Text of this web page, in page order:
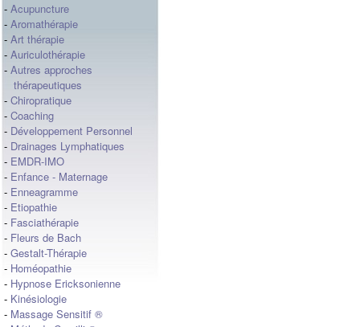
- Acupuncture
- Aromathérapie
- Art thérapie
- Auriculothérapie
- Autres approches
thérapeutiques
- Chiropratique
- Coaching
- Développement Personnel
- Drainages Lymphatiques
- EMDR-IMO
- Enfance - Maternage
- Enneagramme
- Etiopathie
- Fasciathérapie
- Fleurs de Bach
- Gestalt-Thérapie
- Homéopathie
- Hypnose Ericksonienne
- Kinésiologie
- Massage Sensitif ®